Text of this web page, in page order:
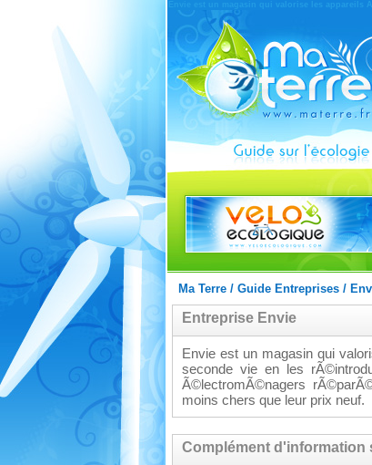
Envie est un magasin qui valorise les
Ma Terre/ Guide Entreprises/
Entreprise Envie
Envie est un magasin qui
seconde vie en les
Ã©lectromÃ©nagers
moins chers que leur prix neuf.
Complément d'information